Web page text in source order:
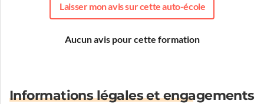
Laisser mon avis sur cette auto-école
Aucun avis pour cette formation
Informations légales et engagements